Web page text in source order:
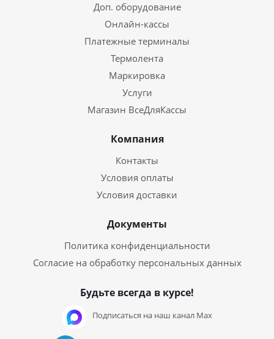
Доп. оборудование
Онлайн-кассы
Платежные терминалы
Термолента
Маркировка
Услуги
Магазин ВсеДляКассы
Компания
Контакты
Условия оплаты
Условия доставки
Документы
Политика конфиденциальности
Согласие на обработку персональных данных
Будьте всегда в курсе!
Подписаться на наш канал Max